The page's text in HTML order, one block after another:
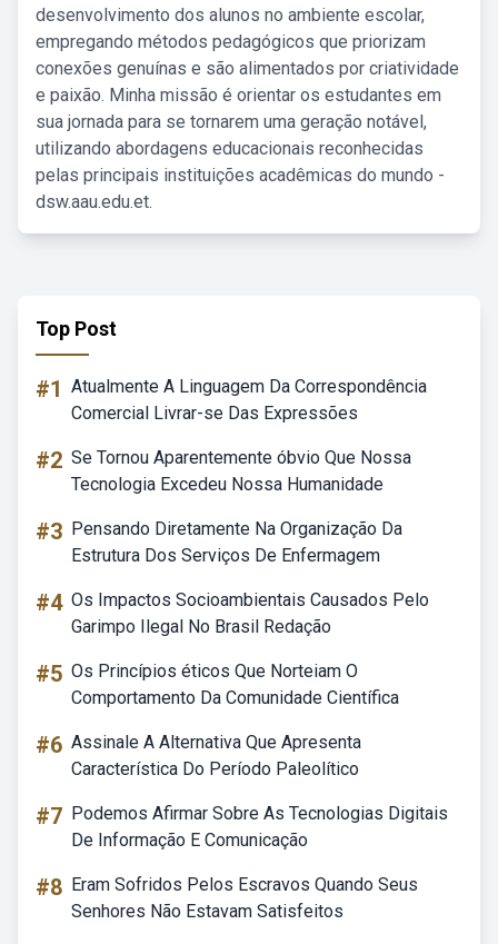
desenvolvimento dos alunos no ambiente escolar,
empregando métodos pedagógicos que priorizam
conexões genuínas e são alimentados por criatividade
e paixão. Minha missão é orientar os estudantes em
sua jornada para se tornarem uma geração notável,
utilizando abordagens educacionais reconhecidas
pelas principais instituições acadêmicas do mundo -
dsw.aau.edu.et.
Top Post
#1 Atualmente A Linguagem Da Correspondência
Comercial Livrar-se Das Expressões
#2 Se Tornou Aparentemente óbvio Que Nossa
Tecnologia Excedeu Nossa Humanidade
#3 Pensando Diretamente Na Organização Da
Estrutura Dos Serviços De Enfermagem
#4 Os Impactos Socioambientais Causados Pelo
Garimpo Ilegal No Brasil Redação
#5 Os Princípios éticos Que Norteiam O
Comportamento Da Comunidade Científica
#6 Assinale A Alternativa Que Apresenta
Característica Do Período Paleolítico
#7 Podemos Afirmar Sobre As Tecnologias Digitais
De Informação E Comunicação
#8 Eram Sofridos Pelos Escravos Quando Seus
Senhores Não Estavam Satisfeitos